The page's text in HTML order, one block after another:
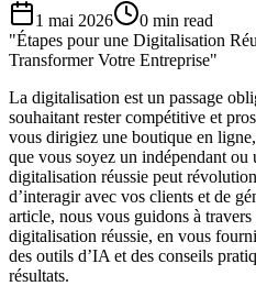
1 mai 2026 0 min read
"Étapes pour une Digitalisation
Transformer Votre Entreprise"
La digitalisation est un passage
souhaitant rester compétitive et
vous dirigiez une boutique en
que vous soyez un indépendant ou
digitalisation réussie peut
d’interagir avec vos clients et de
article, nous vous guidons à travers
digitalisation réussie, en vous
des outils d’IA et des conseils
résultats.